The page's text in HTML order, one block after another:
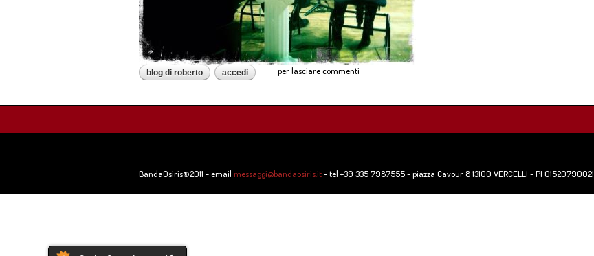
blog di roberto accedi per lasciare commenti
BandaOsiris©2011 - email messaggi@bandaosiris.it- tel +39 335 7987555 - piazza Cavour 8 13100 VERCELLI - PI 01520790021